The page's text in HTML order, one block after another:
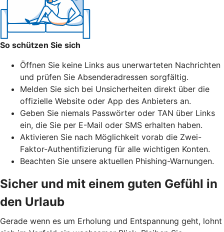
So schützen Sie sich
Öffnen Sie keine Links aus unerwarteten Nachrichten
und prüfen Sie Absenderadressen sorgfältig.
Melden Sie sich bei Unsicherheiten direkt über die
offizielle Website oder App des Anbieters an.
Geben Sie niemals Passwörter oder TAN über Links
ein, die Sie per E-Mail oder SMS erhalten haben.
Aktivieren Sie nach Möglichkeit vorab die Zwei-
Faktor-Authentifizierung für alle wichtigen Konten.
Beachten Sie unsere aktuellen Phishing-Warnungen.
Sicher und mit einem guten Gefühl in
den Urlaub
Gerade wenn es um Erholung und Entspannung geht, lohnt